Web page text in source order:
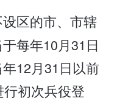
区的市、市辖
每年10月31日
12月31日以前
初次兵役登